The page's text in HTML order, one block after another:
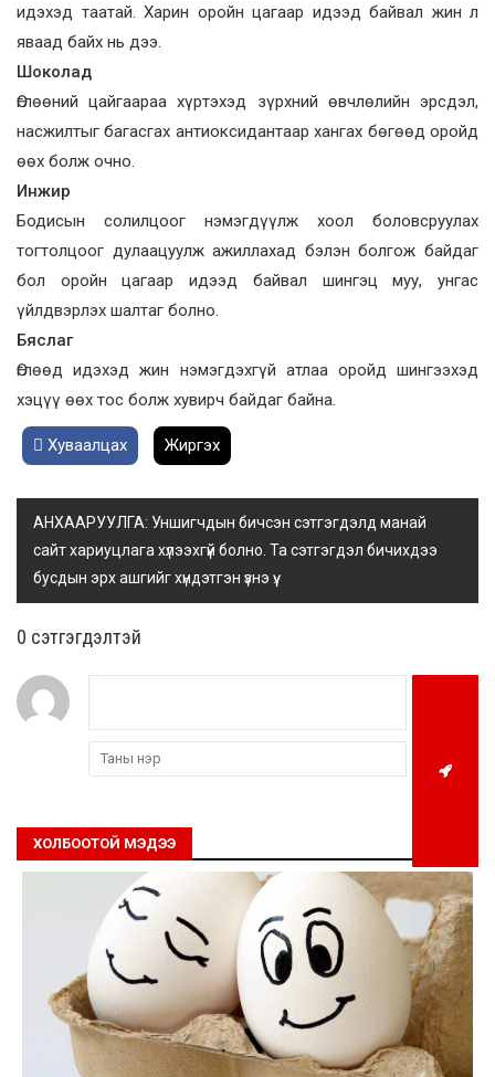
идэхэд таатай. Харин оройн цагаар идээд байвал жин л
яваад байх нь дээ.
Шоколад
Өглөөний цайгаараа хүр­­тэхэд зүрхний өвч­­лөлийн эрсдэл,
насжилтыг багасгах антиоксидантаар хангах бөгөөд оройд
өөх болж очно.
Инжир
Бодисын солилцоог нэмэгдүүлж хоол боловсруулах
тогтолцоог дулаацуулж ажиллахад бэлэн болгож байдаг
бол оройн цагаар идээд байвал шингэц муу, унгас
үйлдвэрлэх шалтаг болно.
Бяслаг
Өглөөд идэхэд жин нэмэгдэхгүй атлаа оройд шингээхэд
хэцүү өөх тос болж хувирч байдаг байна.
Хуваалцах Жиргэх
АНХААРУУЛГА: Уншигчдын бичсэн сэтгэгдэлд манай
сайт хариуцлага хүлээхгүй болно. Та сэтгэгдэл бичихдээ
бусдын эрх ашгийг хүндэтгэн үзнэ үү.
0 cэтгэгдэлтэй
ХОЛБООТОЙ МЭДЭЭ